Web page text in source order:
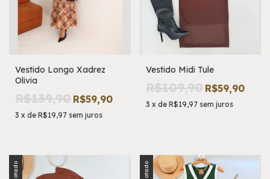
Vestido Longo Xadrez
Olivia
R$139,90 R$59,90
3 x de R$19,97 sem juros
Vestido Midi Tule
R$109,90 R$59,90
3 x de R$19,97 sem juros